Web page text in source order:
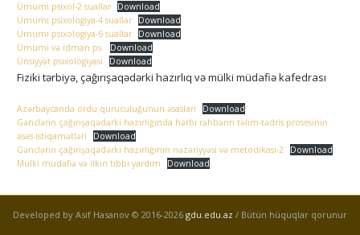
Ümumi psixol-2 suallar
Download
Ümumi psixologiya-4 suallar
Download
Ümumi psixologiya-6 suallar
Download
Ümumi və idman ps.
Download
Ünsiyyət psixologiyası
Download
Fiziki tərbiyə, çağırışaqədərki hazırlıq və mülki müdafiə kafedrası
Azərbaycanda ordu quruculuğunun əsasları
Download
Gənclərin çağırışaqədərki hazırlığında hərbi rəhbərin təlim-tədris prosesinin
əsas istiqamətləri
Download
Gənclərin çağirişaqədərki hazırlığının nəzəriyyəsi və metodikası-2
Download
Mülki müdafiə və ilkin tibbi yardım
Download
Developed by Asif Hasanov © 2016-2026 gdu.edu.az / Bütün hüquqlar qorunur